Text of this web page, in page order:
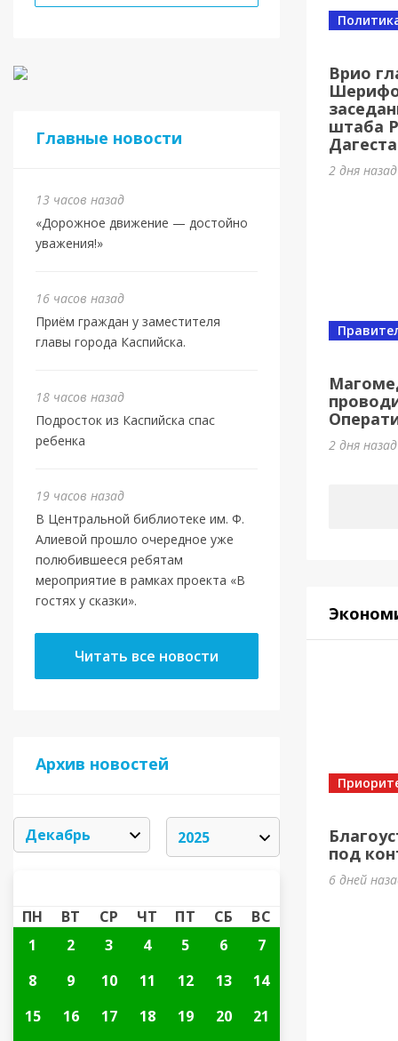
Главные новости
13 часов назад
«Дорожное движение — достойно
уважения!»
16 часов назад
Приём граждан у заместителя
главы города Каспийска.
18 часов назад
Подросток из Каспийска спас
ребенка
19 часов назад
В Центральной библиотеке им. Ф.
Алиевой прошло очередное уже
полюбившееся ребятам
мероприятие в рамках проекта «В
гостях у сказки».
Читать все новости
Архив новостей
ПН ВТ СР ЧТ ПТ СБ
ВС
1
2 3 4 5 6
7
8
9 10 11 12 13
14
15
16 17 18 19 20
21
Власть
МБУ
3 дня
Врио
штаба
2 дня
2 дня
под
6 дней